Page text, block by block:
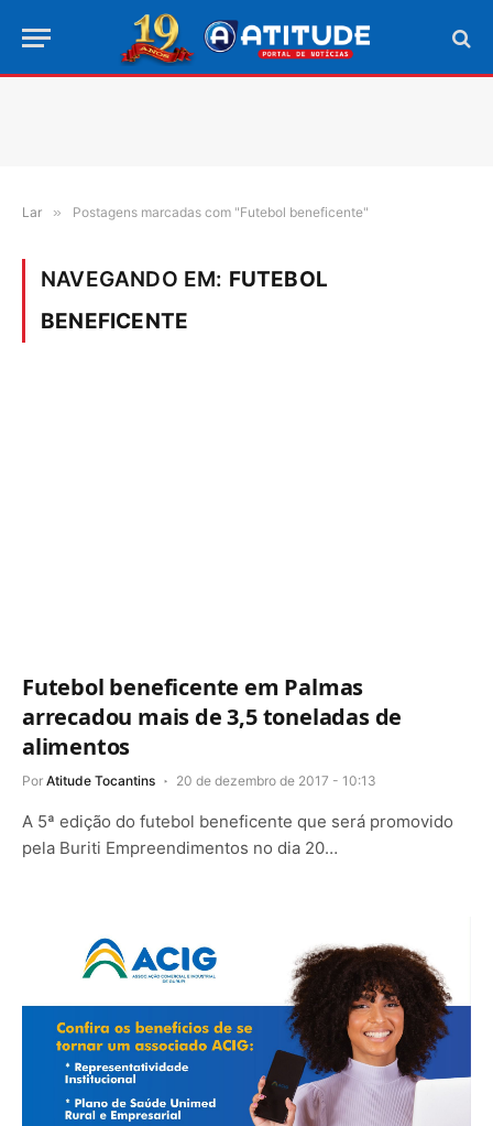
Lar » Postagens marcadas com "Futebol beneficente"
NAVEGANDO EM: FUTEBOL
BENEFICENTE
Futebol beneficente em Palmas
arrecadou mais de 3,5 toneladas de
alimentos
Por Atitude Tocantins 20 de dezembro de 2017 - 10:13
A 5ª edição do futebol beneficente que será promovido
pela Buriti Empreendimentos no dia 20…